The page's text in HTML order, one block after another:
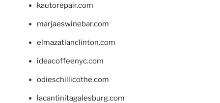
kautorepair.com
marjaeswinebar.com
elmazatlanclinton.com
ideacoffeenyc.com
odieschillicothe.com
lacantinitagalesburg.com